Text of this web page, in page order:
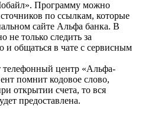
Программу можно
по ссылкам, которые
сайте Альфа банка. В
не только следить за
и общаться в чате с сервисным
телефонный центр «Альфа-
помнит кодовое слово,
открытии счета, то вся
предоставлена.